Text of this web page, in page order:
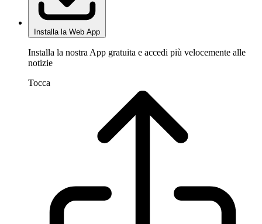
Installa la Web App
Installa la nostra App gratuita e accedi più velocemente alle
notizie
Tocca